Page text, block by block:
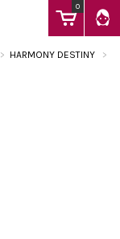
0
HARMONY DESTINY